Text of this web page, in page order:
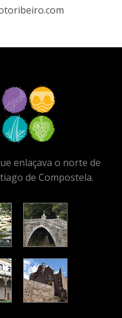
enlaçava o norte de
de Compostela.